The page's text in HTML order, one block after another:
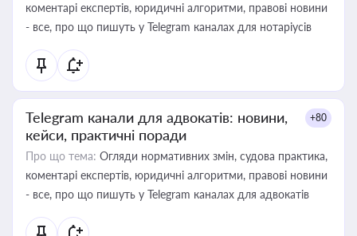
коментарі експертів, юридичні алгоритми, правові новини
- все, про що пишуть у Telegram каналах для нотаріусів
Telegram канали для адвокатів: новини,
кейси, практичні поради
+80
Про що тема: Огляди нормативних змін, судова практика,
коментарі експертів, юридичні алгоритми, правові новини
- все, про що пишуть у Telegram каналах для адвокатів